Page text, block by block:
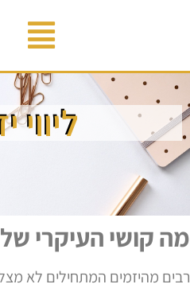
ליווי
מה קושי העיקרי
רבים מהיזמים המתחילים לא